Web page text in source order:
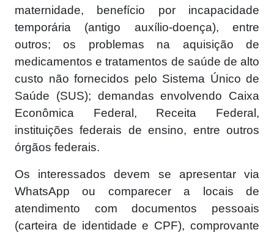
maternidade, benefício por incapacidade
temporária (antigo auxílio-doença), entre
outros; os problemas na aquisição de
medicamentos e tratamentos de saúde de alto
custo não fornecidos pelo Sistema Único de
Saúde (SUS); demandas envolvendo Caixa
Econômica Federal, Receita Federal,
instituições federais de ensino, entre outros
órgãos federais.
Os interessados devem se apresentar via
WhatsApp ou comparecer a locais de
atendimento com documentos pessoais
(carteira de identidade e CPF), comprovante